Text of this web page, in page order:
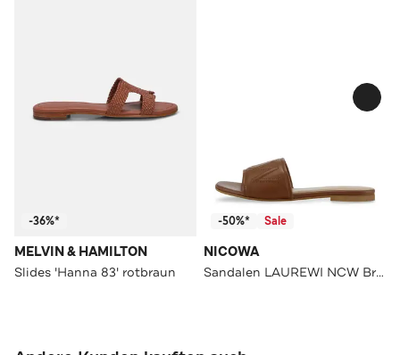
-36%*
MELVIN & HAMILTON
Slides 'Hanna 83' rotbraun
-50%* Sale
NICOWA
Sandalen LAUREWI NCW Brown